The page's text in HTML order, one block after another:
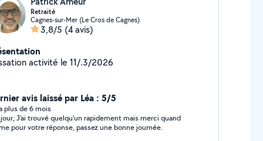
Retraité
Cagnes-sur-Mer (Le Cros de Cagnes)
3,8/5 (4 avis)
activité le 11/.3/2026
avis laissé par Léa : 5/5
plus de 6 mois
J'ai trouvé quelqu'un rapidement mais merci quand
pour votre réponse, passez une bonne journée.